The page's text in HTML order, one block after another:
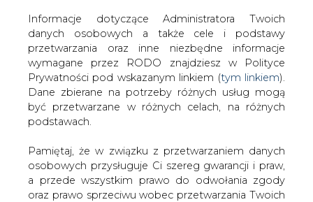
Informacje dotyczące Administratora Twoich
danych osobowych a także cele i podstawy
przetwarzania oraz inne niezbędne informacje
wymagane przez RODO znajdziesz w Polityce
Prywatności pod wskazanym linkiem (tym linkiem).
Dane zbierane na potrzeby różnych usług mogą
być przetwarzane w różnych celach, na różnych
podstawach.
Pamiętaj, że w związku z przetwarzaniem danych
osobowych przysługuje Ci szereg gwarancji i praw,
a przede wszystkim prawo do odwołania zgody
oraz prawo sprzeciwu wobec przetwarzania Twoich
skomentuj
udostępnij:
IFS Applications w elektrowni
jądrowej OKG